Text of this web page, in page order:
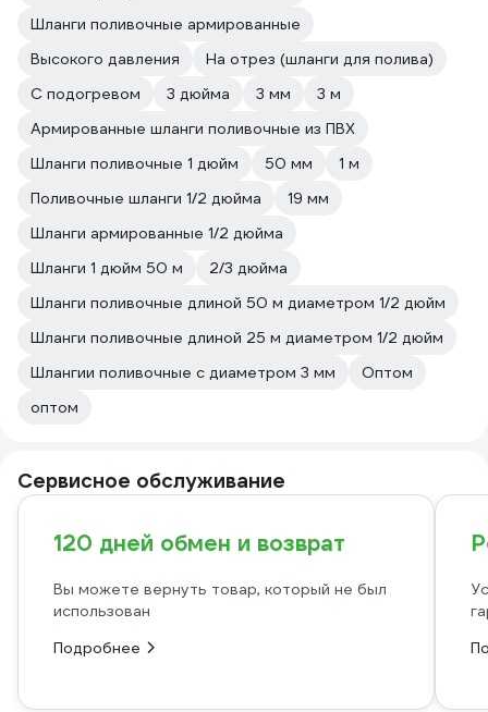
Шланги поливочные армированные
Высокого давления
На отрез (шланги для полива)
С подогревом
3 дюйма 3 мм
3 м
Армированные шланги поливочные из ПВХ
Шланги поливочные 1 дюйм
50 мм
1 м
Поливочные шланги 1/2 дюйма
19 мм
Шланги армированные 1/2 дюйма
Шланги 1 дюйм 50 м
2/3 дюйма
Шланги поливочные длиной 50 м диаметром 1/2 дюйм
Шланги поливочные длиной 25 м диаметром 1/2 дюйм
Шлангии поливочные с диаметром 3 мм
Оптом
оптом
Сервисное обслуживание
120 дней обмен и возврат
Вы можете вернуть товар, который не был
использован
Подробнее